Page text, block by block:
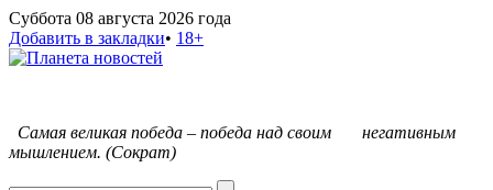
Суббота 08 августа 2026 года
Добавить в закладки• 18+
Самая великая победа – победа над своим негативным
мышлением. (Сократ)